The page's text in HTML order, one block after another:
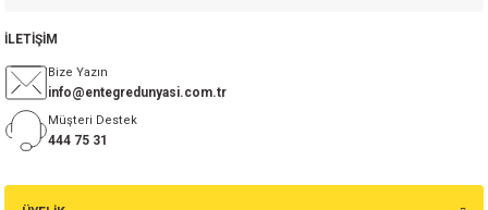
İLETİŞİM
Bize Yazın
info@entegredunyasi.com.tr
Müşteri Destek
444 75 31